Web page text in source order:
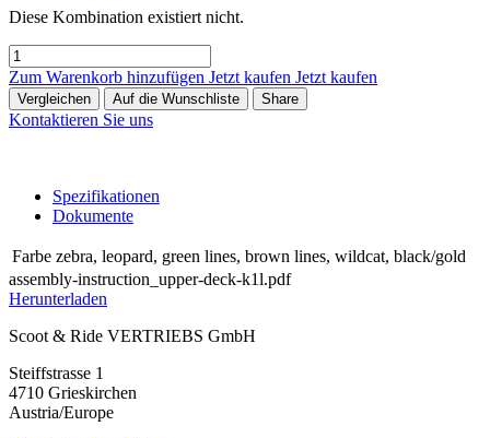
Diese Kombination existiert nicht.
Zum Warenkorb hinzufügen Jetzt kaufen Jetzt kaufen
Vergleichen Auf die Wunschliste Share
Kontaktieren Sie uns
Spezifikationen
Dokumente
Farbe zebra, leopard, green lines, brown lines, wildcat, black/gold
assembly-instruction_upper-deck-k1l.pdf
Herunterladen
Scoot & Ride VERTRIEBS GmbH
Steiffstrasse 1
4710 Grieskirchen
Austria/Europe